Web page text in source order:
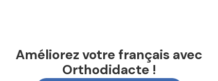
Améliorez votre français avec
Orthodidacte !